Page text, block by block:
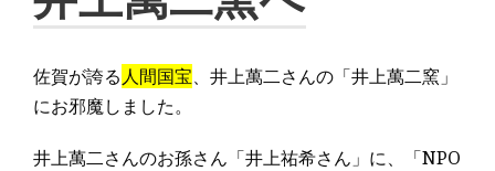
佐賀が誇る人間国宝、井上萬二さんの「井上萬二窯」
にお邪魔しました。
井上萬二さんのお孫さん「井上祐希さん」に、「NPO